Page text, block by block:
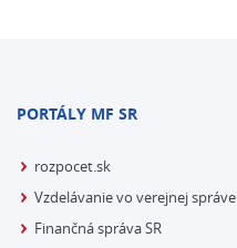
PORTÁLY MF SR
rozpocet.sk
Vzdelávanie vo verejnej správe
Finančná správa SR